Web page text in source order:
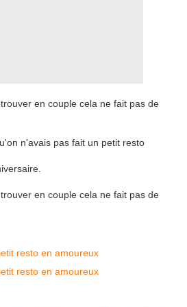
en couple cela ne fait pas de
n'avais pas fait un petit resto
en couple cela ne fait pas de